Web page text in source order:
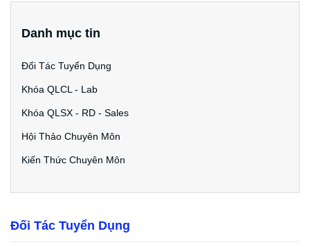
Danh mục tin
Đối Tác Tuyển Dụng
Khóa QLCL - Lab
Khóa QLSX - RD - Sales
Hội Thảo Chuyên Môn
Kiến Thức Chuyên Môn
Đối Tác Tuyển Dụng